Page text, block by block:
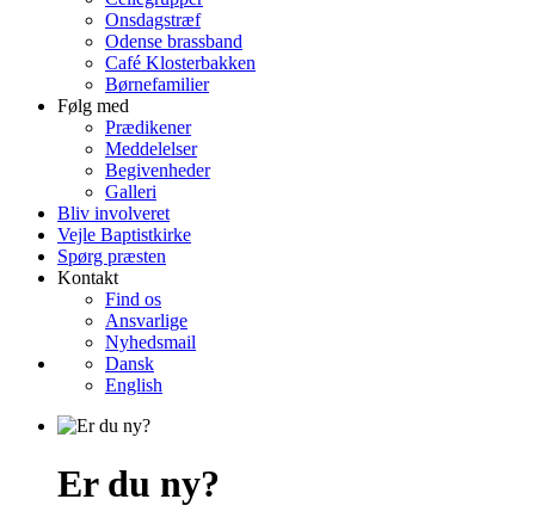
Onsdagstræf
Odense brassband
Café Klosterbakken
Børnefamilier
Følg med
Prædikener
Meddelelser
Begivenheder
Galleri
Bliv involveret
Vejle Baptistkirke
Spørg præsten
Kontakt
Find os
Ansvarlige
Nyhedsmail
Dansk
English
Er du ny?